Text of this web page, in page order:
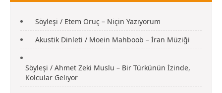
Söyleşi / Etem Oruç – Niçin Yazıyorum
Akustik Dinleti / Moein Mahboob – İran Müziği
Söyleşi / Ahmet Zeki Muslu – Bir Türkünün İzinde,
Kolcular Geliyor